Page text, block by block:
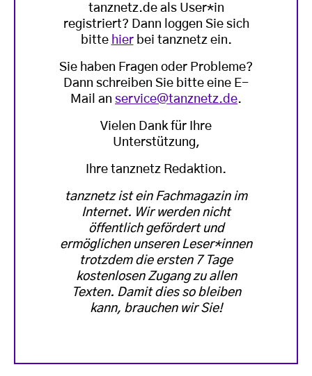
tanznetz.de als User*in
registriert? Dann loggen Sie sich
bitte hierbei tanznetz ein.
Sie haben Fragen oder Probleme?
Dann schreiben Sie bitte eine E-
Mail an service@tanznetz.de.
Vielen Dank für Ihre
Unterstützung,
Ihre tanznetz Redaktion.
tanznetz ist ein Fachmagazin im
Internet. Wir werden nicht
öffentlich gefördert und
ermöglichen unseren Leser*innen
trotzdem die ersten 7 Tage
kostenlosen Zugang zu allen
Texten. Damit dies so bleiben
kann, brauchen wir Sie!